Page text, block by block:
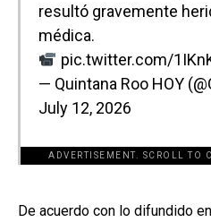
resultó gravemente
médica.
pic.twitter.com/
— Quintana Roo HOY
July 12, 2026
ADVERTISEMENT. SCROLL TO
[adsforwp
De acuerdo con lo difundido